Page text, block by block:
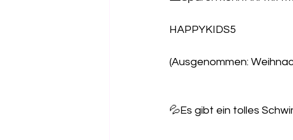
HAPPYKIDS5
(Ausgenommen:
💦Es gibt ein tolles